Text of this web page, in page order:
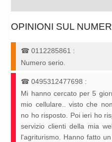
OPINIONI SUL
☎0112285861 :
Numero serio.
☎0495312477698 :
Mi hanno cercato per 5
mio cellulare.. visto che
no ho risposto. Poi ieri ho
servizio clienti della mia
l'agriturismo. Hanno fatto